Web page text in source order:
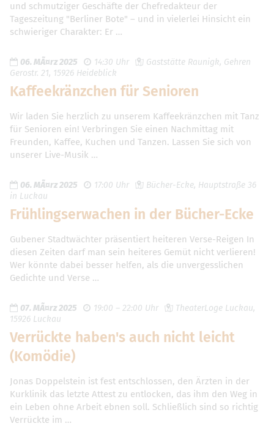
und schmutziger Geschäfte der Chefredakteur der
Tageszeitung "Berliner Bote" – und in vielerlei Hinsicht ein
schwieriger Charakter: Er …
06. MÃ¤rz 2025 14:30 Uhr
Gaststätte Raunigk, Gehren
Gerostr. 21, 15926 Heideblick
Kaffeekränzchen für Senioren
Wir laden Sie herzlich zu unserem Kaffeekränzchen mit Tanz
für Senioren ein! Verbringen Sie einen Nachmittag mit
Freunden, Kaffee, Kuchen und Tanzen. Lassen Sie sich von
unserer Live-Musik …
06. MÃ¤rz 2025 17:00 Uhr
Bücher-Ecke, Hauptstraße 36
in Luckau
Frühlingserwachen in der Bücher-Ecke
Gubener Stadtwächter präsentiert heiteren Verse-Reigen In
diesen Zeiten darf man sein heiteres Gemüt nicht verlieren!
Wer könnte dabei besser helfen, als die unvergesslichen
Gedichte und Verse …
07. MÃ¤rz 2025 19:00 – 22:00 Uhr
TheaterLoge Luckau,
15926 Luckau
Verrückte haben's auch nicht leicht
(Komödie)
Jonas Doppelstein ist fest entschlossen, den Ärzten in der
Kurklinik das letzte Attest zu entlocken, das ihm den Weg in
ein Leben ohne Arbeit ebnen soll. Schließlich sind so richtig
Verrückte im …